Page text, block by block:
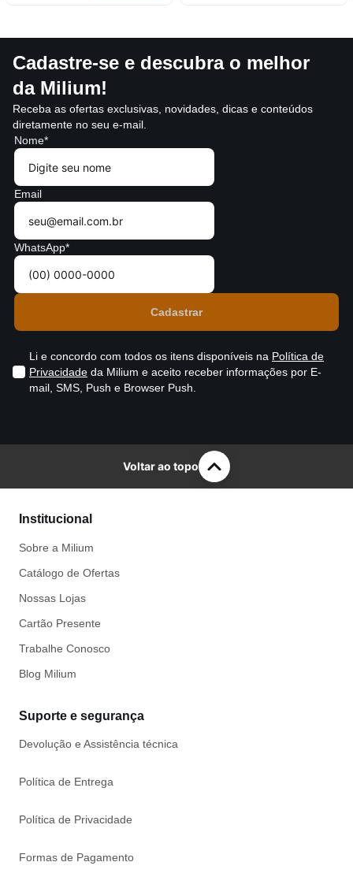
Cadastre-se e descubra o melhor
da Milium!
Receba as ofertas exclusivas, novidades, dicas e conteúdos
diretamente no seu e-mail.
Nome*
Email
WhatsApp*
Li e concordo com todos os itens disponíveis na Política de
Privacidade da Milium e aceito receber informações por E-
mail, SMS, Push e Browser Push.
Voltar ao topo
Institucional
Sobre a Milium
Catálogo de Ofertas
Nossas Lojas
Cartão Presente
Trabalhe Conosco
Blog Milium
Suporte e segurança
Devolução e Assistência técnica
Política de Entrega
Política de Privacidade
Formas de Pagamento